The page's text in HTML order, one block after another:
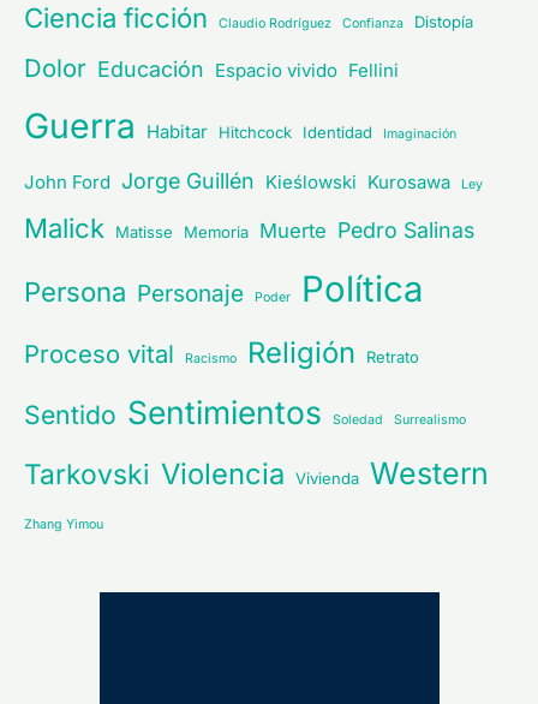
Ciencia ficción Claudio Rodríguez Confianza Distopía
Dolor Educación Espacio vivido Fellini
Guerra Habitar Hitchcock Identidad Imaginación
John Ford Jorge Guillén Kieślowski Kurosawa Ley
Malick Matisse Memoria Muerte Pedro Salinas
Persona Personaje Poder Política
Proceso vital Racismo Religión Retrato
Sentido Sentimientos Soledad Surrealismo
Tarkovski Violencia Vivienda Western
Zhang Yimou